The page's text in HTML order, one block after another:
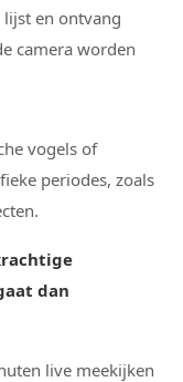
lijst en ontvang
camera worden
vogels of
periodes, zoals
dan
live meekijken